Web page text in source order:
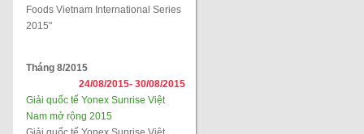
Foods Vietnam International Series
2015"
Tháng 8/2015
24/08/2015- 30/08/2015
Giải quốc tế Yonex Sunrise Việt
Nam mở rộng 2015